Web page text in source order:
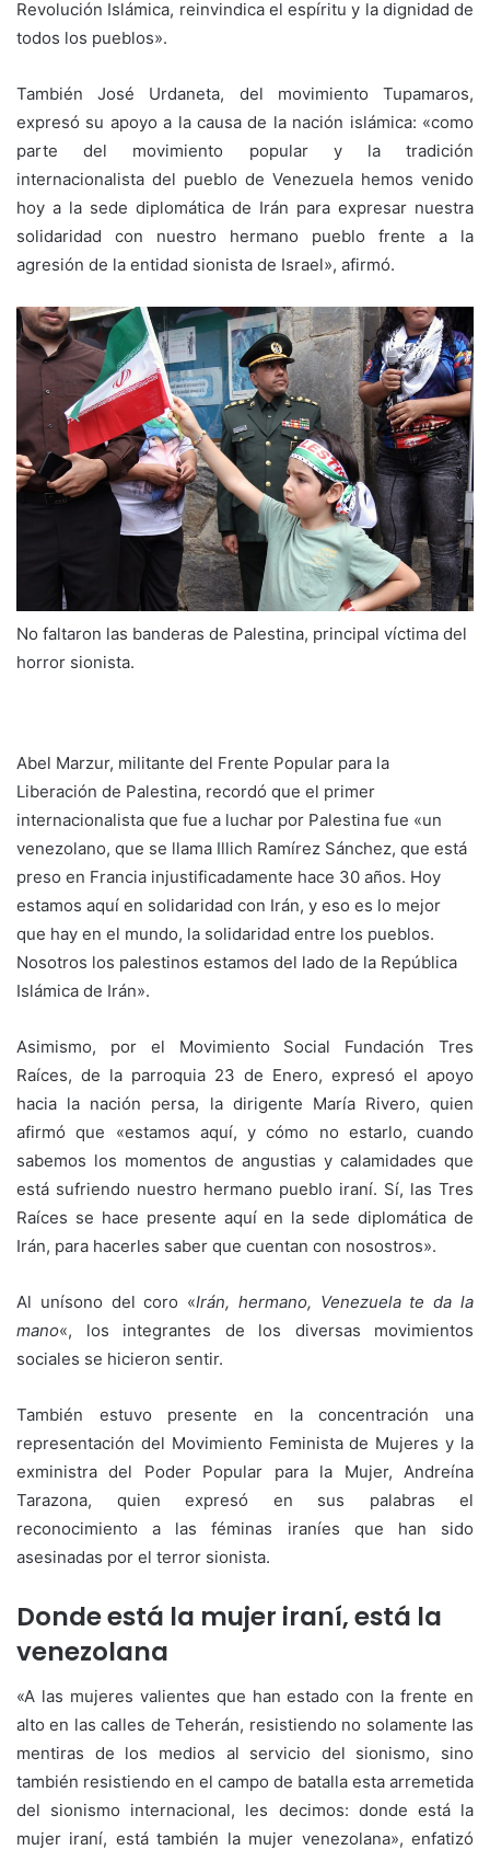
Revolución Islámica, reinvindica el espíritu y la dignidad de
todos los pueblos».
También José Urdaneta, del movimiento Tupamaros,
expresó su apoyo a la causa de la nación islámica: «como
parte del movimiento popular y la tradición
internacionalista del pueblo de Venezuela hemos venido
hoy a la sede diplomática de Irán para expresar nuestra
solidaridad con nuestro hermano pueblo frente a la
agresión de la entidad sionista de Israel», afirmó.
No faltaron las banderas de Palestina, principal víctima del
horror sionista.
Abel Marzur, militante del Frente Popular para la
Liberación de Palestina, recordó que el primer
internacionalista que fue a luchar por Palestina fue «un
venezolano, que se llama Illich Ramírez Sánchez, que está
preso en Francia injustificadamente hace 30 años. Hoy
estamos aquí en solidaridad con Irán, y eso es lo mejor
que hay en el mundo, la solidaridad entre los pueblos.
Nosotros los palestinos estamos del lado de la República
Islámica de Irán».
Asimismo, por el Movimiento Social Fundación Tres
Raíces, de la parroquia 23 de Enero, expresó el apoyo
hacia la nación persa, la dirigente María Rivero, quien
afirmó que «estamos aquí, y cómo no estarlo, cuando
sabemos los momentos de angustias y calamidades que
está sufriendo nuestro hermano pueblo iraní. Sí, las Tres
Raíces se hace presente aquí en la sede diplomática de
Irán, para hacerles saber que cuentan con nosostros».
Al unísono del coro «Irán, hermano, Venezuela te da la
mano«, los integrantes de los diversas movimientos
sociales se hicieron sentir.
También estuvo presente en la concentración una
representación del Movimiento Feminista de Mujeres y la
exministra del Poder Popular para la Mujer, Andreína
Tarazona, quien expresó en sus palabras el
reconocimiento a las féminas iraníes que han sido
asesinadas por el terror sionista.
Donde está la mujer iraní, está la
venezolana
«A las mujeres valientes que han estado con la frente en
alto en las calles de Teherán, resistiendo no solamente las
mentiras de los medios al servicio del sionismo, sino
también resistiendo en el campo de batalla esta arremetida
del sionismo internacional, les decimos: donde está la
mujer iraní, está también la mujer venezolana», enfatizó